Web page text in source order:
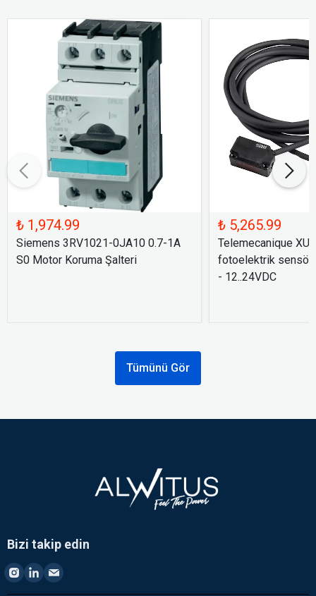
₺ 1,974.99
Siemens 3RV1021-0JA10 0.7-1A
S0 Motor Koruma Şalteri
₺ 5,265.99
Telemecanique
fotoelektrik sensör
- 12..24VDC
Tümünü Gör
Bizi takip edin